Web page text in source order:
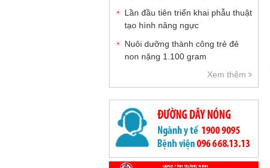
Lần đầu tiên triển khai phẫu thuật
tạo hình nâng ngực
Nuôi dưỡng thành công trẻ đẻ
non nặng 1.100 gram
Xem thêm